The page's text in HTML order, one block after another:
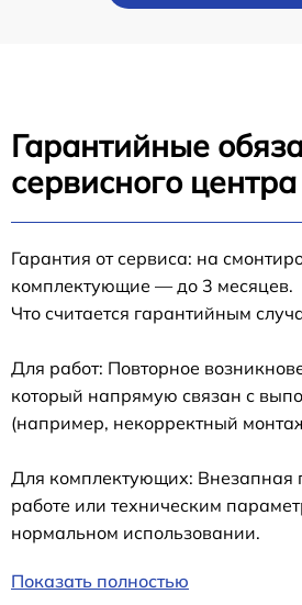
Гарантийные
сервисного
Гарантия от сервиса: на
комплектующие — до 3 месяцев.
Что считается гарантийным
Для работ: Повторное
который напрямую связан с
(например, некорректный
Для комплектующих: Внезапная
работе или техническим
нормальном использовании.
Показать полностью